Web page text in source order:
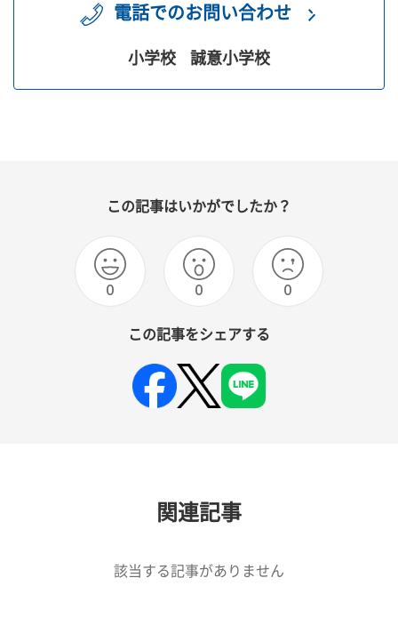
電話でのお問い合わせ
小学校 誠意小学校
この記事はいかがでしたか？
0 0 0
この記事をシェアする
関連記事
該当する記事がありません